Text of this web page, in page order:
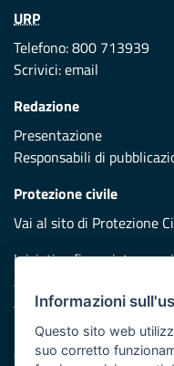
URP
Telefono: 800 713939
Scrivici:email
Redazione
Presentazione
Responsabili di
Protezione civile
Vai al sito di Protezione
Iniziativa finanziata con
Asse XI
Note legali
Cookie e privacy
Informazioni
Questo sito web
suo corretto